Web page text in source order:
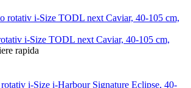
i-Size TODL next Caviar, 40-105 cm,
rapida